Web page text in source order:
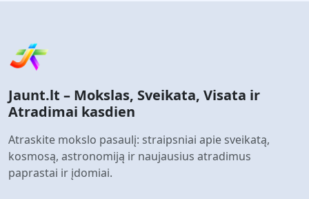
Jaunt.lt – Mokslas, Sveikata, Visata ir
Atradimai kasdien
Atraskite mokslo pasaulį: straipsniai apie sveikatą,
kosmosą, astronomiją ir naujausius atradimus
paprastai ir įdomiai.